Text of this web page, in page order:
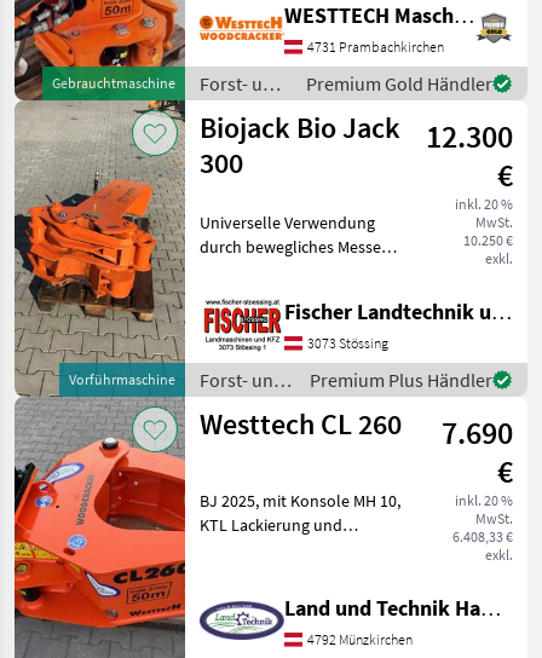
Gebrauchtmaschine
1100mm.
Schnittdurchmesser bis
25cm im Weichholz inkl. Sa
WESTTECH Maschinenbau GmbH
4731 Prambachkirchen
Forst- und
Holztechnik
/ Westtech
Premium Gold Händler
Vorführmaschine
Biojack Bio Jack
300
12.300
€
inkl. 20 %
MwSt.
10.250 €
exkl.
Universelle Verwendung
durch bewegliches Messer
Gefertigt aus Hochfesten
Hardox Stahl Greifer
Synchron zueinander
schließend Durch die ge
Fischer Landtechnik und Kfz KG
3073 Stössing
Forst- und
Holztechnik
/ Biojack
Premium Plus Händler
Westtech CL 260
7.690
€
inkl. 20 %
MwSt.
6.408,33 €
exkl.
BJ 2025, mit Konsole MH 10,
KTL Lackierung und
Schneiddurchmesser 260 –
320 mm, Aufnahme
passend zu Takeuchi TB
Land und Technik HandelsgesmbH
4792 Münzkirchen